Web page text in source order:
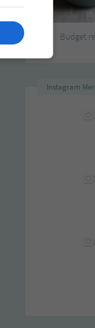
Budget
Instagram